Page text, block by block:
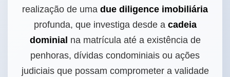
realização de uma due diligence imobiliária
profunda, que investiga desde a cadeia
dominial na matrícula até a existência de
penhoras, dívidas condominiais ou ações
judiciais que possam comprometer a validade